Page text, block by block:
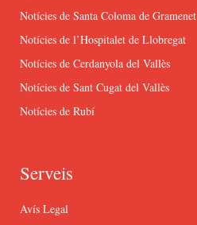
Notícies de Santa Coloma de Gramenet
Notícies de l’Hospitalet de Llobregat
Notícies de Cerdanyola del Vallès
Notícies de Sant Cugat del Vallès
Notícies de Rubí
Serveis
Avís Legal